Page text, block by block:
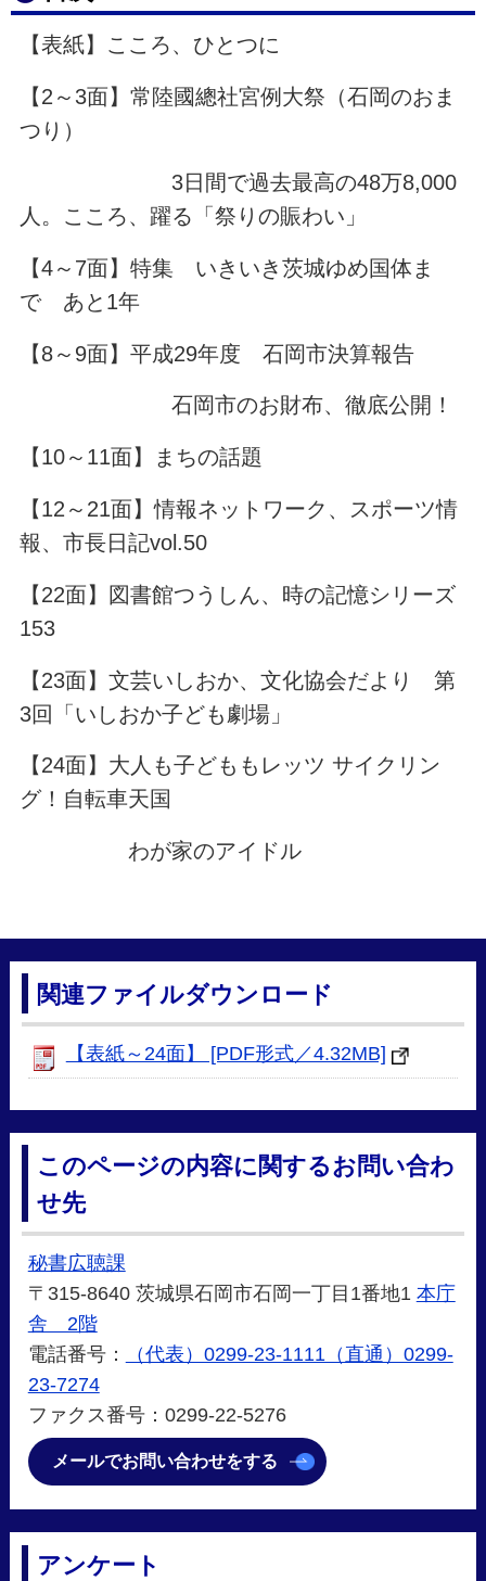
【表紙】こころ、ひとつに
【2～3面】常陸國總社宮例大祭（石岡のおま
つり）
3日間で過去最高の48万8,000
人。こころ、躍る「祭りの賑わい」
【4～7面】特集 いきいき茨城ゆめ国体ま
で あと1年
【8～9面】平成29年度 石岡市決算報告
石岡市のお財布、徹底公開！
【10～11面】まちの話題
【12～21面】情報ネットワーク、スポーツ情
報、市長日記vol.50
【22面】図書館つうしん、時の記憶シリーズ
153
【23面】文芸いしおか、文化協会だより 第
3回「いしおか子ども劇場」
【24面】大人も子どももレッツ サイクリン
グ！自転車天国
わが家のアイドル
関連ファイルダウンロード
【表紙～24面】 [PDF形式／4.32MB]
このページの内容に関するお問い合わ
せ先
秘書広聴課
〒315-8640 茨城県石岡市石岡一丁目1番地1 本庁
舎 2階
電話番号：
（代表）0299-23-1111（直通）0299-
23-7274
ファクス番号：0299-22-5276
メールでお問い合わせをする
アンケート